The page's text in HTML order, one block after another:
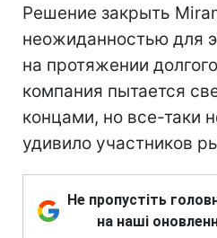
Решение закрыть
неожиданностью для
на протяжении
компания пытается
концами, но все-таки
удивило участников
Не пропустіть
на наші